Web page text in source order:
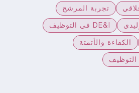
تجربة المرشح
DE&I في التوظيف
الكفاءة والأتمتة